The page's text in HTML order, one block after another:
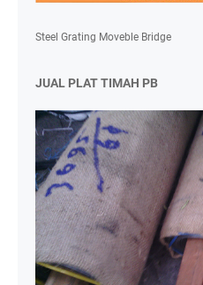
Steel Grating Moveble Bridge
JUAL PLAT TIMAH PB